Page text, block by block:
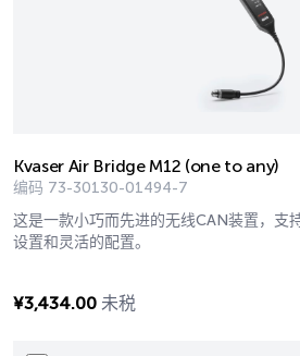
Kvaser Air Bridge M12 (one to any)
编码 73-30130-01494-7
这是一款小巧而先进的无线CAN装置，支
设置和灵活的配置。
¥3,434.00 未税